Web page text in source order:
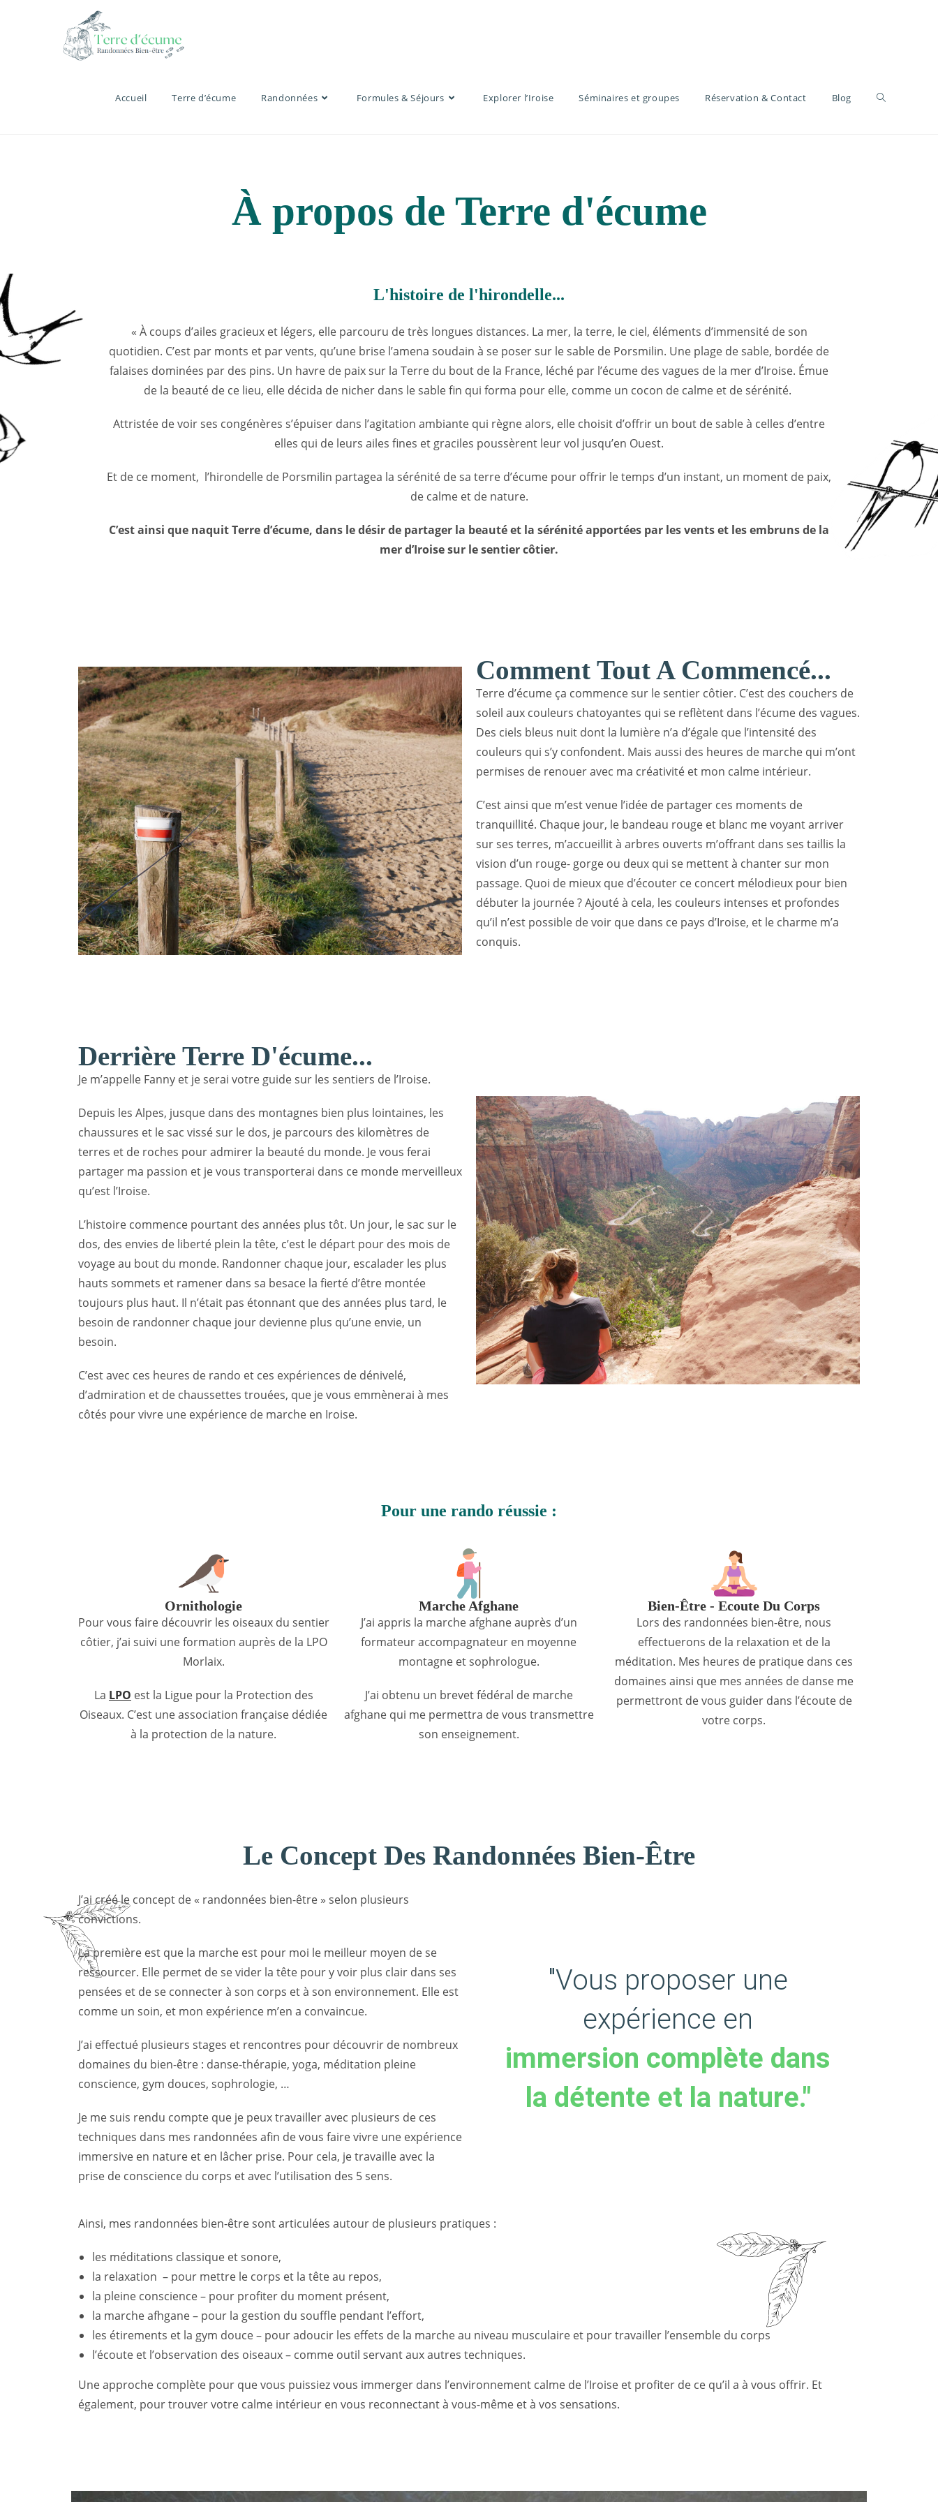
Accueil Terre d’écume Randonnées Formules & Séjours Explorer l’Iroise Séminaires et groupes Réservation & Contact Blog
À propos de Terre d'écume
L'histoire de l'hirondelle...
« À coups d’ailes gracieux et légers, elle parcouru de très longues distances. La mer, la terre, le ciel, éléments d’immensité de son
quotidien. C’est par monts et par vents, qu’une brise l’amena soudain à se poser sur le sable de Porsmilin. Une plage de sable, bordée de
falaises dominées par des pins. Un havre de paix sur la Terre du bout de la France, léché par l’écume des vagues de la mer d’Iroise. Émue
de la beauté de ce lieu, elle décida de nicher dans le sable fin qui forma pour elle, comme un cocon de calme et de sérénité.
Attristée de voir ses congénères s’épuiser dans l’agitation ambiante qui règne alors, elle choisit d’offrir un bout de sable à celles d’entre
elles qui de leurs ailes fines et graciles poussèrent leur vol jusqu’en Ouest.
Et de ce moment, l’hirondelle de Porsmilin partagea la sérénité de sa terre d’écume pour offrir le temps d’un instant, un moment de paix,
de calme et de nature.
C’est ainsi que naquit Terre d’écume, dans le désir de partager la beauté et la sérénité apportées par les vents et les embruns de la
mer d’Iroise sur le sentier côtier.
Comment Tout A Commencé...
Terre d’écume ça commence sur le sentier côtier. C’est des couchers de
soleil aux couleurs chatoyantes qui se reflètent dans l’écume des vagues.
Des ciels bleus nuit dont la lumière n’a d’égale que l’intensité des
couleurs qui s’y confondent. Mais aussi des heures de marche qui m’ont
permises de renouer avec ma créativité et mon calme intérieur.
C’est ainsi que m’est venue l’idée de partager ces moments de
tranquillité. Chaque jour, le bandeau rouge et blanc me voyant arriver
sur ses terres, m’accueillit à arbres ouverts m’offrant dans ses taillis la
vision d’un rouge- gorge ou deux qui se mettent à chanter sur mon
passage. Quoi de mieux que d’écouter ce concert mélodieux pour bien
débuter la journée ? Ajouté à cela, les couleurs intenses et profondes
qu’il n’est possible de voir que dans ce pays d’Iroise, et le charme m’a
conquis.
Derrière Terre D'écume...
Je m’appelle Fanny et je serai votre guide sur les sentiers de l’Iroise.
Depuis les Alpes, jusque dans des montagnes bien plus lointaines, les
chaussures et le sac vissé sur le dos, je parcours des kilomètres de
terres et de roches pour admirer la beauté du monde. Je vous ferai
partager ma passion et je vous transporterai dans ce monde merveilleux
qu’est l’Iroise.
L’histoire commence pourtant des années plus tôt. Un jour, le sac sur le
dos, des envies de liberté plein la tête, c’est le départ pour des mois de
voyage au bout du monde. Randonner chaque jour, escalader les plus
hauts sommets et ramener dans sa besace la fierté d’être montée
toujours plus haut. Il n’était pas étonnant que des années plus tard, le
besoin de randonner chaque jour devienne plus qu’une envie, un
besoin.
C’est avec ces heures de rando et ces expériences de dénivelé,
d’admiration et de chaussettes trouées, que je vous emmènerai à mes
côtés pour vivre une expérience de marche en Iroise.
Pour une rando réussie :
Ornithologie
Pour vous faire découvrir les oiseaux du sentier
côtier, j’ai suivi une formation auprès de la LPO
Morlaix.
La LPO est la Ligue pour la Protection des
Oiseaux. C’est une association française dédiée
à la protection de la nature.
Marche Afghane
J’ai appris la marche afghane auprès d’un
formateur accompagnateur en moyenne
montagne et sophrologue.
J’ai obtenu un brevet fédéral de marche
afghane qui me permettra de vous transmettre
son enseignement.
Bien-Être - Ecoute Du Corps
Lors des randonnées bien-être, nous
effectuerons de la relaxation et de la
méditation. Mes heures de pratique dans ces
domaines ainsi que mes années de danse me
permettront de vous guider dans l’écoute de
votre corps.
Le Concept Des Randonnées Bien-Être
J’ai créé le concept de « randonnées bien-être » selon plusieurs
convictions.
La première est que la marche est pour moi le meilleur moyen de se
ressourcer. Elle permet de se vider la tête pour y voir plus clair dans ses
pensées et de se connecter à son corps et à son environnement. Elle est
comme un soin, et mon expérience m’en a convaincue.
J’ai effectué plusieurs stages et rencontres pour découvrir de nombreux
domaines du bien-être : danse-thérapie, yoga, méditation pleine
conscience, gym douces, sophrologie, …
Je me suis rendu compte que je peux travailler avec plusieurs de ces
techniques dans mes randonnées afin de vous faire vivre une expérience
immersive en nature et en lâcher prise. Pour cela, je travaille avec la
prise de conscience du corps et avec l’utilisation des 5 sens.
"Vous proposer une
expérience en
immersion complète dans
la détente et la nature."
Ainsi, mes randonnées bien-être sont articulées autour de plusieurs pratiques :
les méditations classique et sonore,
la relaxation – pour mettre le corps et la tête au repos,
la pleine conscience – pour profiter du moment présent,
la marche afhgane – pour la gestion du souffle pendant l’effort,
les étirements et la gym douce – pour adoucir les effets de la marche au niveau musculaire et pour travailler l’ensemble du corps
l’écoute et l’observation des oiseaux – comme outil servant aux autres techniques.
Une approche complète pour que vous puissiez vous immerger dans l’environnement calme de l’Iroise et profiter de ce qu’il a à vous offrir. Et
également, pour trouver votre calme intérieur en vous reconnectant à vous-même et à vos sensations.